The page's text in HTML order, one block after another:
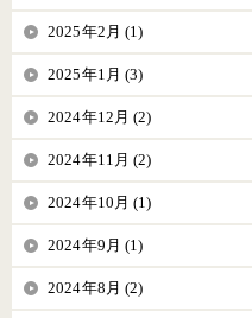
2025年2月 (1)
2025年1月 (3)
2024年12月 (2)
2024年11月 (2)
2024年10月 (1)
2024年9月 (1)
2024年8月 (2)